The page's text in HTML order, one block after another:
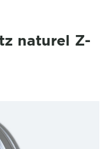
naturel Z-